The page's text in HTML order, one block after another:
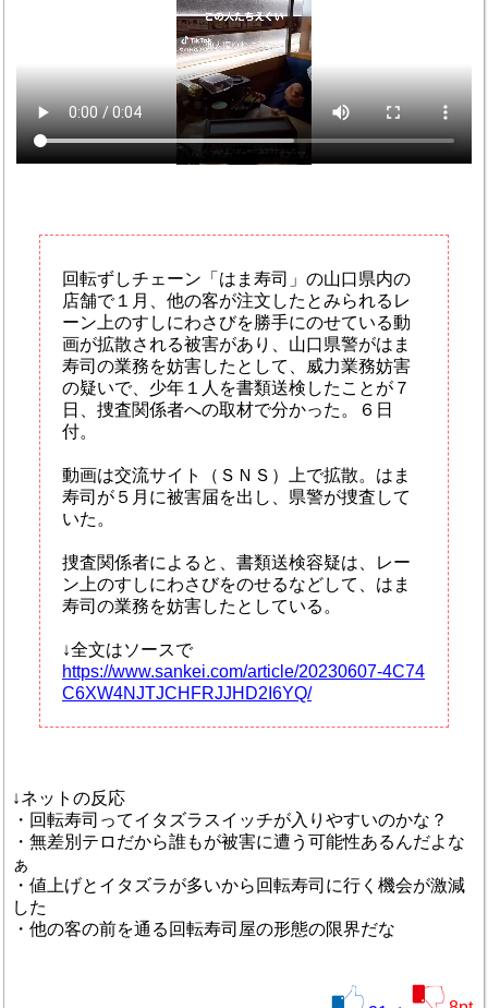
回転ずしチェーン「はま寿司」の山口県内の
店舗で１月、他の客が注文したとみられるレ
ーン上のすしにわさびを勝手にのせている動
画が拡散される被害があり、山口県警がはま
寿司の業務を妨害したとして、威力業務妨害
の疑いで、少年１人を書類送検したことが７
日、捜査関係者への取材で分かった。６日
付。
動画は交流サイト（ＳＮＳ）上で拡散。はま
寿司が５月に被害届を出し、県警が捜査して
いた。
捜査関係者によると、書類送検容疑は、レー
ン上のすしにわさびをのせるなどして、はま
寿司の業務を妨害したとしている。
↓全文はソースで
https://www.sankei.com/article/20230607-4C74
C6XW4NJTJCHFRJJHD2I6YQ/
↓ネットの反応
・回転寿司ってイタズラスイッチが入りやすいのかな？
・無差別テロだから誰もが被害に遭う可能性あるんだよな
ぁ
・値上げとイタズラが多いから回転寿司に行く機会が激減
した
・他の客の前を通る回転寿司屋の形態の限界だな